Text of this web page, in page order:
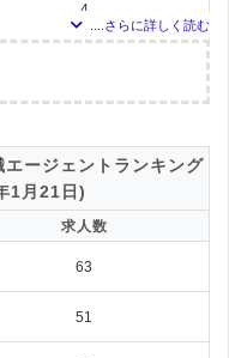
4
0
0
0
0
ェントについて
う検索ワードで検索して掲載し
いる」企業を対象。
条件に合致する求人数をカウン
ージェントランキング
1月21日)
求人数
63
51